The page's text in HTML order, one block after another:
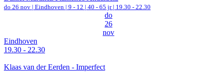
do 26 nov | Eindhoven | 9 - 12 | 40 - 65 jr | 19.30 - 22.30
do
26
nov
Eindhoven
19.30 - 22.30
Klaas van der Eerden - Imperfect